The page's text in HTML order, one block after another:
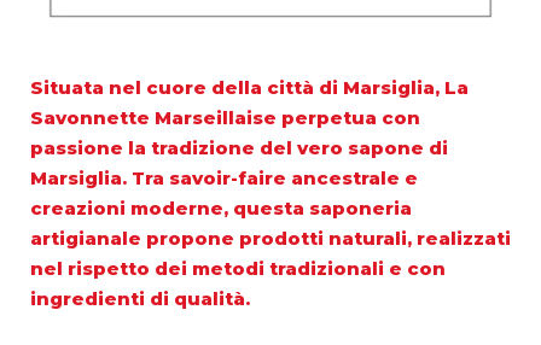
Situata nel cuore della città di Marsiglia, La
Savonnette Marseillaise perpetua con
passione la tradizione del vero sapone di
Marsiglia. Tra savoir-faire ancestrale e
creazioni moderne, questa saponeria
artigianale propone prodotti naturali, realizzati
nel rispetto dei metodi tradizionali e con
ingredienti di qualità.